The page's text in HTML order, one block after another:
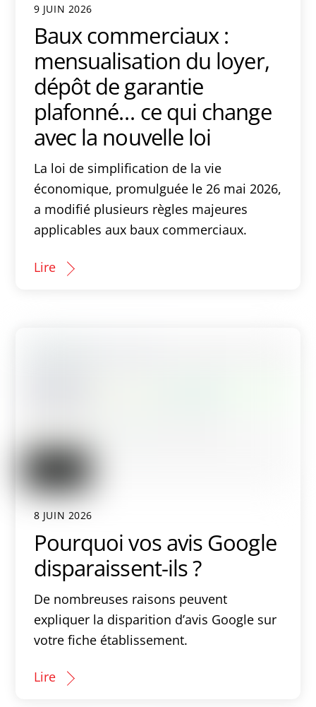
9 JUIN 2026
Baux commerciaux :
mensualisation du loyer,
dépôt de garantie
plafonné… ce qui change
avec la nouvelle loi
La loi de simplification de la vie
économique, promulguée le 26 mai 2026,
a modifié plusieurs règles majeures
applicables aux baux commerciaux.
Lire
8 JUIN 2026
Pourquoi vos avis Google
disparaissent-ils ?
De nombreuses raisons peuvent
expliquer la disparition d’avis Google sur
votre fiche établissement.
Lire